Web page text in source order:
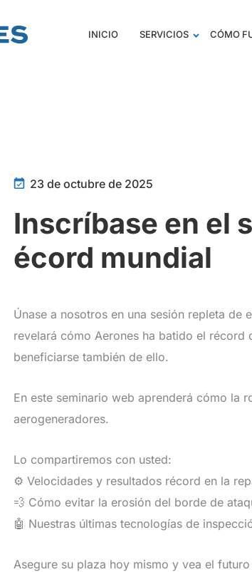
INICIO SERVICIOS CÓMO
23 de octubre de 2025
Inscríbase en el
écord mundial
Únase a nosotros en una sesión repleta de
revelará cómo Aerones ha batido el
beneficiarse también de ello.
En este seminario web aprenderá cómo la
aerogeneradores.
Lo compartiremos con usted:
⚙️ Velocidades y resultados récord en la
💨 Cómo evitar la erosión del borde de
🤖 Nuestras últimas tecnologías de
Asegure su plaza hoy mismo y vea el